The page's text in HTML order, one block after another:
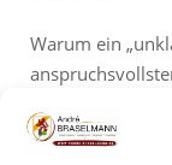
Warum ein
Geruch in